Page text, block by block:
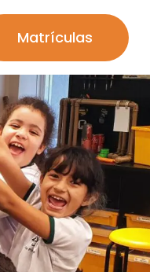
Matrículas